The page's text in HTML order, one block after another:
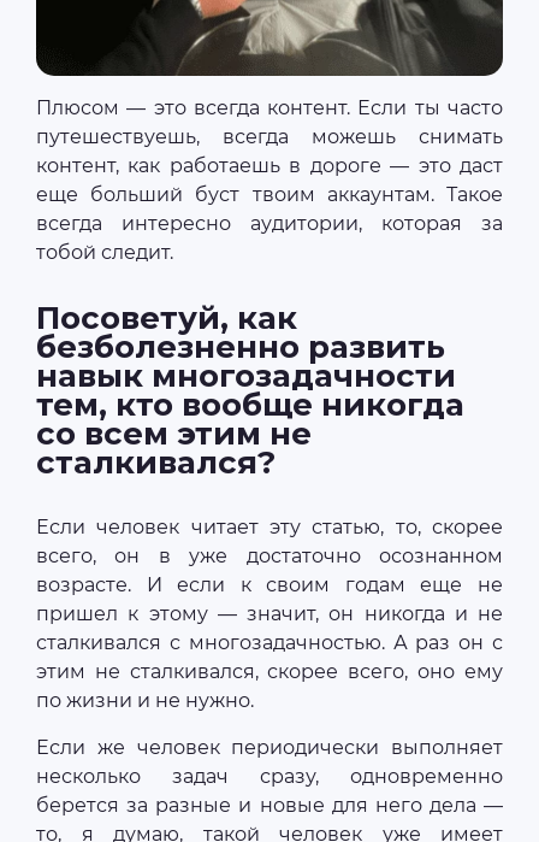
Плюсом — это всегда контент. Если ты часто
путешествуешь, всегда можешь снимать
контент, как работаешь в дороге — это даст
еще больший буст твоим аккаунтам. Такое
всегда интересно аудитории, которая за
тобой следит.
Посоветуй, как
безболезненно развить
навык многозадачности
тем, кто вообще никогда
со всем этим не
сталкивался?
Если человек читает эту статью, то, скорее
всего, он в уже достаточно осознанном
возрасте. И если к своим годам еще не
пришел к этому — значит, он никогда и не
сталкивался с многозадачностью. А раз он с
этим не сталкивался, скорее всего, оно ему
по жизни и не нужно.
Если же человек периодически выполняет
несколько задач сразу, одновременно
берется за разные и новые для него дела —
то, я думаю, такой человек уже имеет